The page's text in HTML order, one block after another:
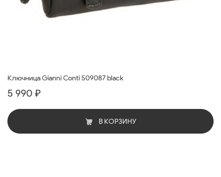
Ключница Gianni Conti 509087 black
5 990 ₽
В КОРЗИНУ